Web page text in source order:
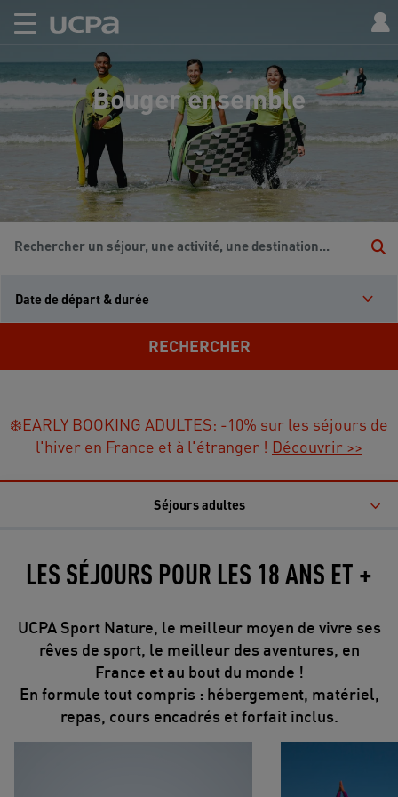
Bouger ensemble
Rechercher un séjour, une activité, une destination...
Date de départ & durée
RECHERCHER
❄️EARLY BOOKING ADULTES: -10% sur les séjours de
l'hiver en France et à l'étranger ! Découvrir >>
Séjours adultes
LES SÉJOURS POUR LES 18 ANS ET +
UCPA Sport Nature, le meilleur moyen de vivre ses
rêves de sport, le meilleur des aventures, en
France et au bout du monde !
En formule tout compris : hébergement, matériel,
repas, cours encadrés et forfait inclus.